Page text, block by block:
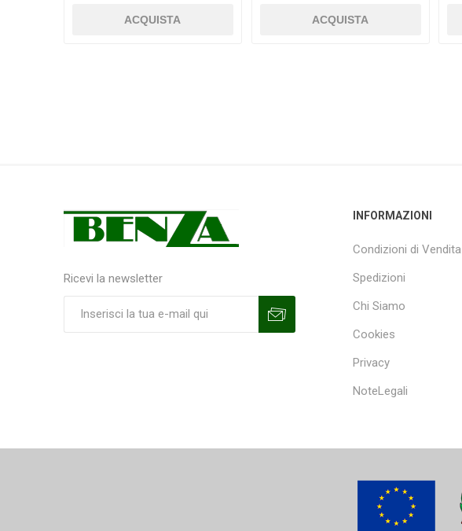
Ricevi la newsletter
INFORMAZIONI
Condizioni di Vendita
Spedizioni
Chi Siamo
Cookies
Privacy
NoteLegali